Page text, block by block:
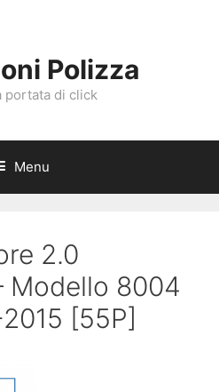
Polizza
portata di click
Menu
2.0
Modello 8004
[55P]